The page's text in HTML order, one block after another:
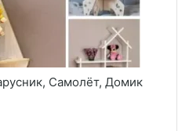
Самолёт, Домик